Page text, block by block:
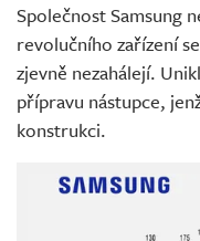
Společnost Samsung
revolučního zařízení
zjevně nezahálejí.
přípravu nástupce,
konstrukci.